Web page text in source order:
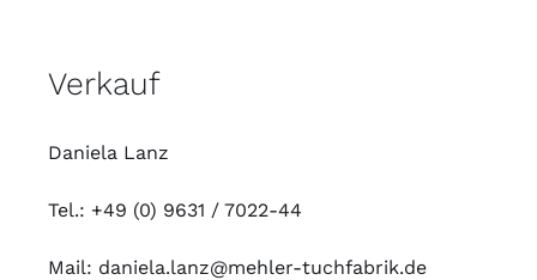
Verkauf
Daniela Lanz
Tel.: +49 (0) 9631 / 7022-44
Mail: daniela.lanz@mehler-tuchfabrik.de